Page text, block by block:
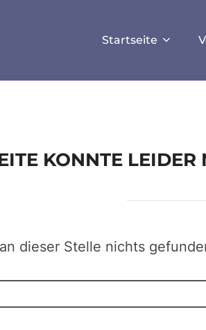
true);
Startseite
KONNTE
dieser Stelle nichts